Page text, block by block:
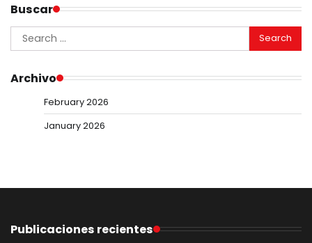
Buscar
Search
for:
Archivo
February 2026
January 2026
Publicaciones recientes